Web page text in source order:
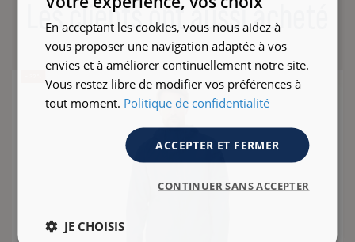
Les clients ont aussi acheté
En acceptant les cookies, vous nous aidez à
vous proposer une navigation adaptée à vos
envies et à améliorer continuellement notre site.
Vous restez libre de modifier vos préférences à
tout moment. Politique de confidentialité
ACCEPTER ET FERMER
CONTINUER SANS ACCEPTER
JE CHOISIS